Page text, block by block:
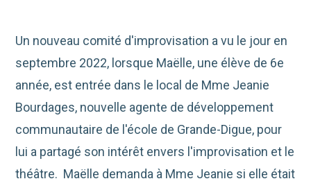
Un nouveau comité d'improvisation a vu le jour en
septembre 2022, lorsque Maëlle, une élève de 6e
année, est entrée dans le local de Mme Jeanie
Bourdages, nouvelle agente de développement
communautaire de l'école de Grande-Digue, pour
lui a partagé son intérêt envers l'improvisation et le
théâtre. Maëlle demanda à Mme Jeanie si elle était